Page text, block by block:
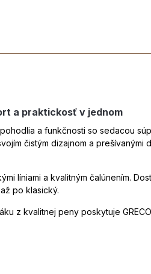
a praktickosť v jednom
a funkčnosti so sedacou
čistým dizajnom a prešívanými
líniami a kvalitným čalúnením.
po klasický.
z kvalitnej peny poskytuje